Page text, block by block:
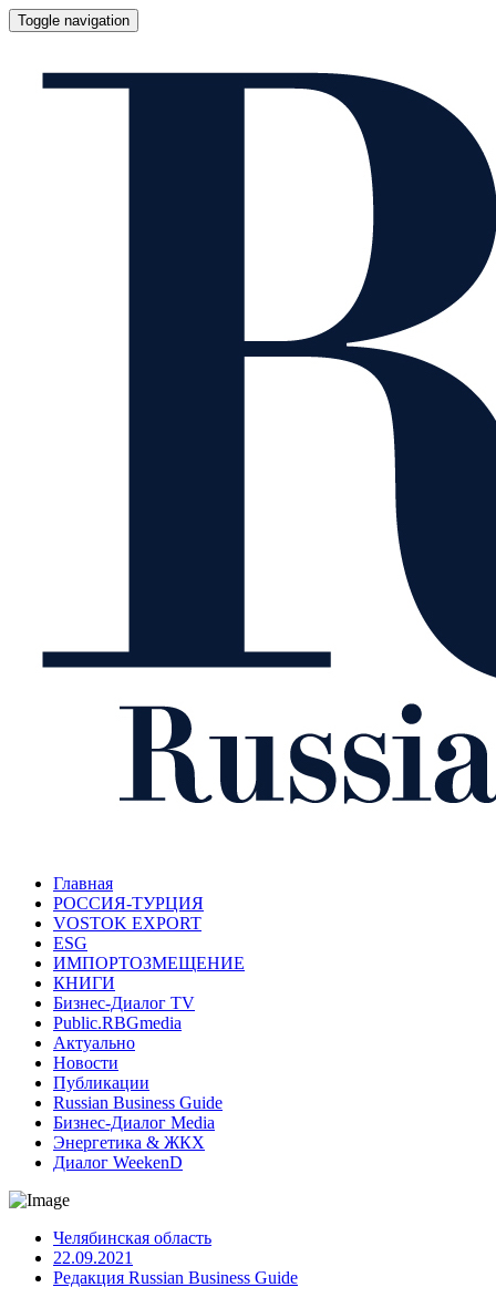
Toggle navigation
Главная
РОССИЯ-ТУРЦИЯ
VOSTOK EXPORT
ESG
ИМПОРТОЗМЕЩЕНИЕ
КНИГИ
Бизнес-Диалог TV
Public.RBGmedia
Актуально
Новости
Публикации
Russian Business Guide
Бизнес-Диалог Media
Энергетика & ЖКХ
Диалог WeekenD
Челябинская область
22.09.2021
Редакция Russian Business Guide